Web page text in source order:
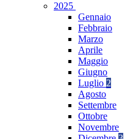
2025
Gennaio
Febbraio
Marzo
Aprile
Maggio
Giugno
Luglio 2
Agosto
Settembre
Ottobre
Novembre